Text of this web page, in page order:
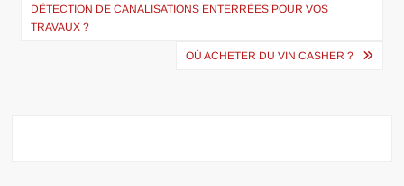
l’article
DÉTECTION DE CANALISATIONS ENTERRÉES POUR VOS
TRAVAUX ?
OÙ ACHETER DU VIN CASHER ?